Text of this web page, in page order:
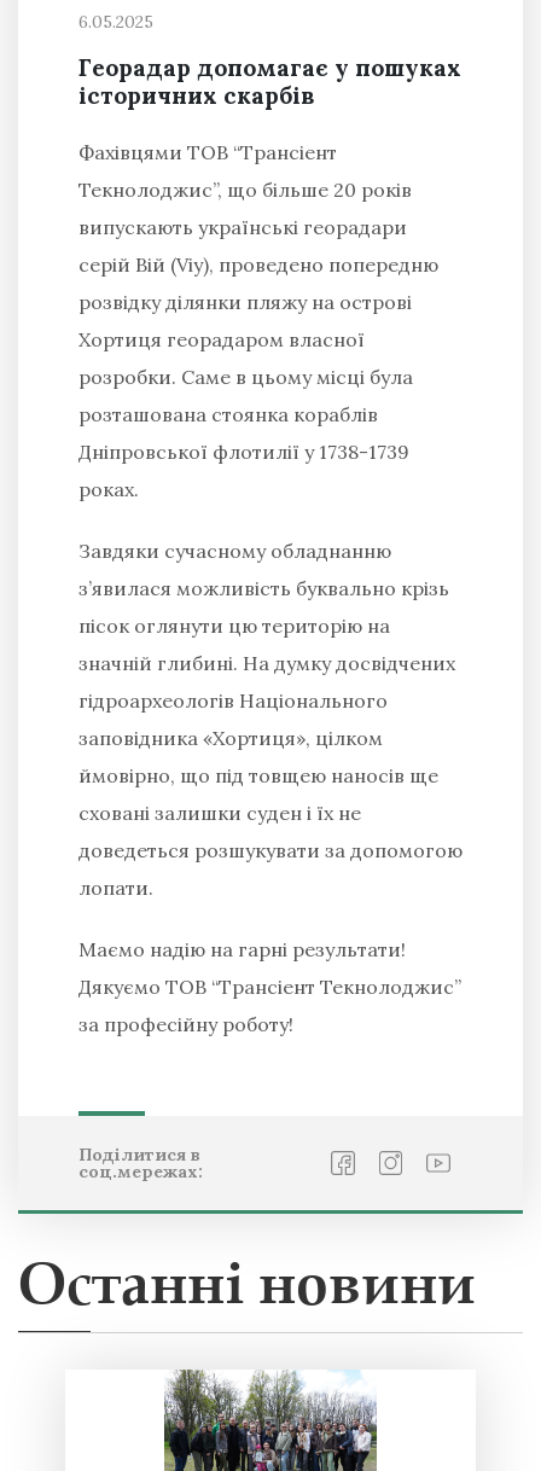
6.05.2025
Георадар допомагає у пошуках
історичних скарбів
Фахівцями ТОВ “Трансіент
Текнолоджис”, що більше 20 років
випускають українські георадари
серій Вій (Viy), проведено попередню
розвідку ділянки пляжу на острові
Хортиця георадаром власної
розробки. Саме в цьому місці була
розташована стоянка кораблів
Дніпровської флотилії у 1738-1739
роках.
Завдяки сучасному обладнанню
з’явилася можливість буквально крізь
пісок оглянути цю територію на
значній глибині. На думку досвідчених
гідроархеологів Національного
заповідника «Хортиця», цілком
ймовірно, що під товщею наносів ще
сховані залишки суден і їх не
доведеться розшукувати за допомогою
лопати.
Маємо надію на гарні результати!
Дякуємо ТОВ “Трансіент Текнолоджис”
за професійну роботу!
Поділитися в
соц.мережах:
Останні новини